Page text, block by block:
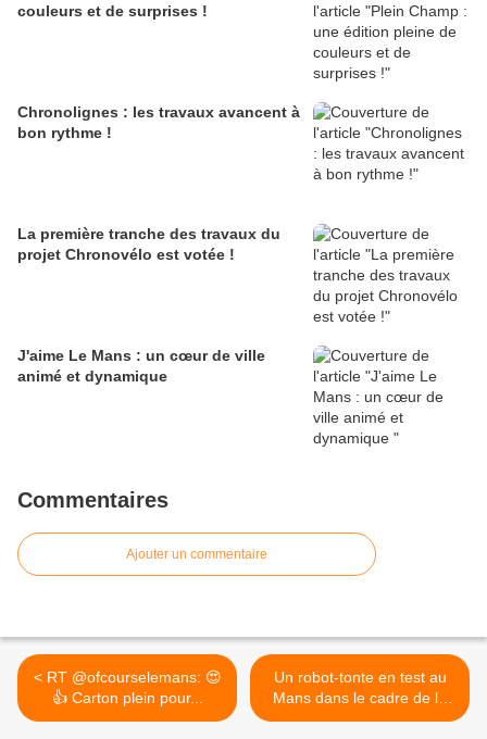
couleurs et de surprises !
Chronolignes : les travaux avancent à
bon rythme !
La première tranche des travaux du
projet Chronovélo est votée !
J'aime Le Mans : un cœur de ville
animé et dynamique
Commentaires
Ajouter un commentaire
< RT @ofcourselemans: 😍
👍 Carton plein pour...
Un robot-tonte en test au
Mans dans le cadre de la
transition énergétique du